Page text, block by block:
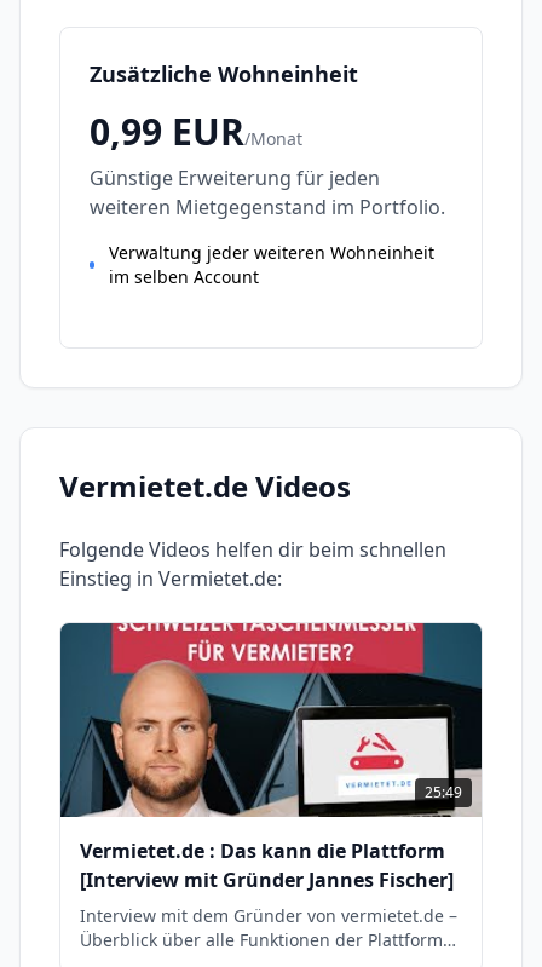
Zusätzliche Wohneinheit
0,99 EUR/Monat
Günstige Erweiterung für jeden
weiteren Mietgegenstand im Portfolio.
Verwaltung jeder weiteren Wohneinheit
im selben Account
Vermietet.deVideos
Folgende Videos helfen dir beim schnellen
Einstieg in Vermietet.de:
25:49
Vermietet.de : Das kann die Plattform
[Interview mit Gründer Jannes Fischer]
Interview mit dem Gründer von vermietet.de –
Überblick über alle Funktionen der Plattform